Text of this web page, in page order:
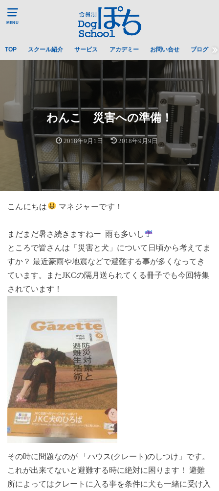
MENU
TOP スクール紹介 サービス アカデミー お問い合せ ブログ
わんこ 災害への準備！
2018年9月1日 2018年9月9日
こんにちは マネジャーです！
まだまだ暑さ続きますねー 雨も多いし
ところで皆さんは「災害と犬」について日頃から考えてま
すか？ 最近豪雨や地震などで避難する事が多くなってき
ています。またJKCの隔月送られてくる冊子でも今回特集
されています！
その時に問題なのが 「ハウス(クレート)のしつけ」です。
これが出来てないと避難する時に絶対に困ります！ 避難
所によってはクレートに入る事を条件に犬も一緒に受け入